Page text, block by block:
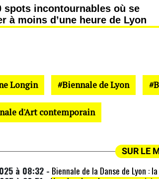
spots incontournables où se
à moins d’une heure de Lyon
Longin Biennale de Lyon
d'Art contemporain
SUR LE
à 08:32 - Biennale de la Danse de Lyon